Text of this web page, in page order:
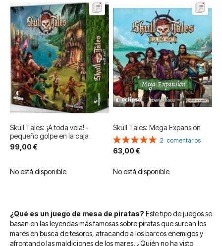
Skull Tales: ¡A toda vela! -
pequeño golpe en la caja
99,00 €
No está disponible
Skull Tales: Mega Expansión
Valoración:
100%
2 comentarios
63,00 €
No está disponible
¿Qué es un juego de mesa de piratas? Este tipo de juegos se
basan en las leyendas más famosas sobre piratas que surcan los
mares en busca de tesoros, atracando a los barcos enemigos y
afrontando las maldiciones de los mares. ¿Quién no ha visto